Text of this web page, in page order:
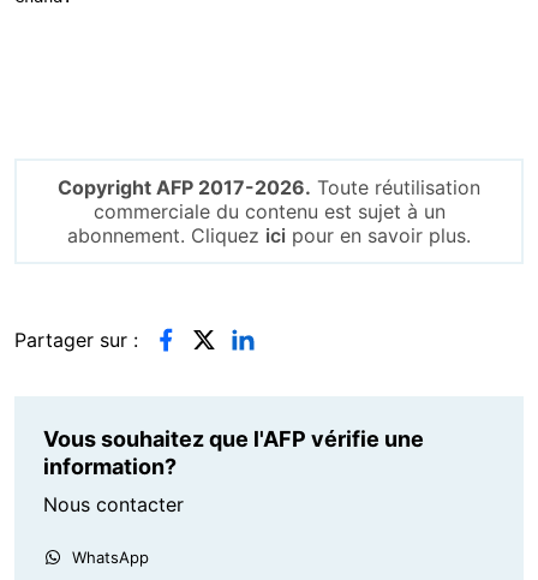
Copyright AFP 2017-2026. Toute réutilisation
commerciale du contenu est sujet à un
abonnement. Cliquez ici pour en savoir plus.
Partager sur :
Vous souhaitez que l'AFP vérifie une
information?
Nous contacter
WhatsApp